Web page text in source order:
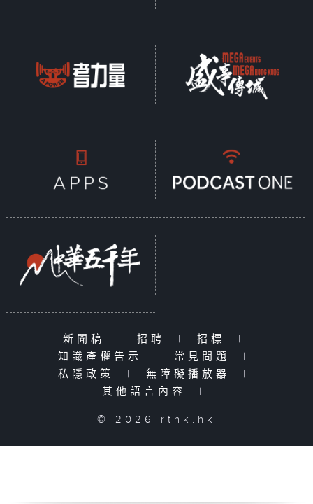
新聞稿 | 招聘 | 招標
|
知識產權告示
| 常見問題
|
私隱政策
| 無障礙播放器
|
其他語言內容
|
© 2026 rthk.hk